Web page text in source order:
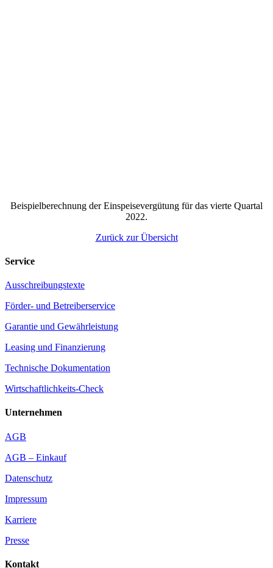
Beispielberechnung der Einspeisevergütung für das vierte Quartal
2022.
Zurück zur Übersicht
Service
Ausschreibungstexte
Förder- und Betreiberservice
Garantie und Gewährleistung
Leasing und Finanzierung
Technische Dokumentation
Wirtschaftlichkeits-Check
Unternehmen
AGB
AGB – Einkauf
Datenschutz
Impressum
Karriere
Presse
Kontakt